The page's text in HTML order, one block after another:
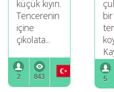
küçük kıyın.
Tencerenin
içine
çikolata...
2 843
bir
5